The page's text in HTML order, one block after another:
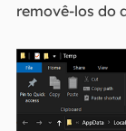
removê-los do